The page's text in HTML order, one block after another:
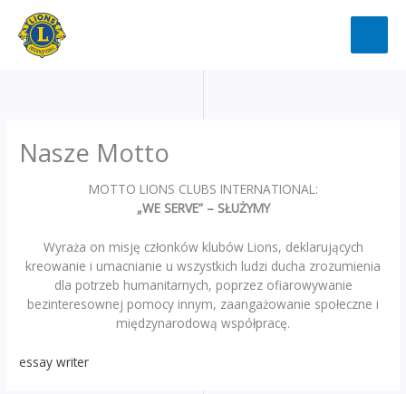
Przejdź
treści
Nasze Motto
MOTTO LIONS CLUBS INTERNATIONAL:
„WE SERVE” – SŁUŻYMY
Wyraża on misję członków klubów Lions, deklarujących
kreowanie i umacnianie u wszystkich ludzi ducha zrozumienia
dla potrzeb humanitarnych, poprzez ofiarowywanie
bezinteresownej pomocy innym, zaangażowanie społeczne i
międzynarodową współpracę.
essay writer